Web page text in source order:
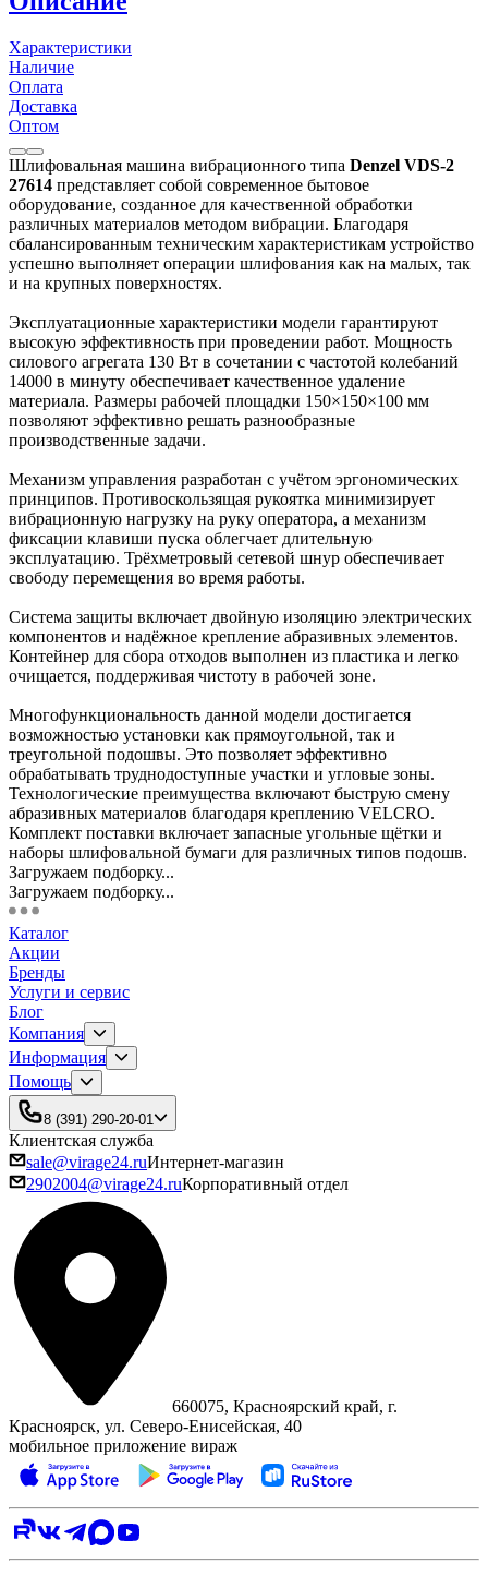
Характеристики
Наличие
Оплата
Доставка
Оптом
Шлифовальная машина вибрационного типа Denzel VDS-2
27614 представляет собой современное бытовое
оборудование, созданное для качественной обработки
различных материалов методом вибрации. Благодаря
сбалансированным техническим характеристикам устройство
успешно выполняет операции шлифования как на малых, так
и на крупных поверхностях.
Эксплуатационные характеристики модели гарантируют
высокую эффективность при проведении работ. Мощность
силового агрегата 130 Вт в сочетании с частотой колебаний
14000 в минуту обеспечивает качественное удаление
материала. Размеры рабочей площадки 150×150×100 мм
позволяют эффективно решать разнообразные
производственные задачи.
Механизм управления разработан с учётом эргономических
принципов. Противоскользящая рукоятка минимизирует
вибрационную нагрузку на руку оператора, а механизм
фиксации клавиши пуска облегчает длительную
эксплуатацию. Трёхметровый сетевой шнур обеспечивает
свободу перемещения во время работы.
Система защиты включает двойную изоляцию электрических
компонентов и надёжное крепление абразивных элементов.
Контейнер для сбора отходов выполнен из пластика и легко
очищается, поддерживая чистоту в рабочей зоне.
Многофункциональность данной модели достигается
возможностью установки как прямоугольной, так и
треугольной подошвы. Это позволяет эффективно
обрабатывать труднодоступные участки и угловые зоны.
Технологические преимущества включают быструю смену
абразивных материалов благодаря креплению VELCRO.
Комплект поставки включает запасные угольные щётки и
наборы шлифовальной бумаги для различных типов подошв.
Загружаем подборку...
Загружаем подборку...
Каталог
Акции
Бренды
Услуги и сервис
Блог
Компания
Информация
Помощь
8 (391) 290-20-01
Клиентская служба
sale@virage24.ruИнтернет-магазин
2902004@virage24.ruКорпоративный отдел
660075, Красноярский край, г.
Красноярск, ул. Северо‑Енисейская, 40
мобильное приложение вираж